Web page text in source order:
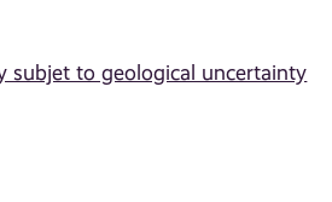
subjet to geological uncertainty